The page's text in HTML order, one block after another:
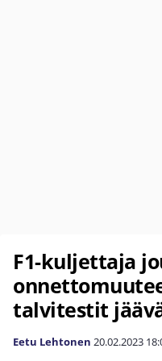
F1-kuljettaja
talvitestit
Eetu Lehtonen 20.02.2023